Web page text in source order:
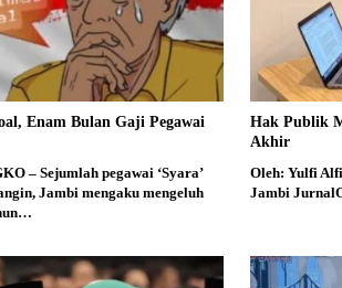
Enam Bulan Gaji Pegawai
– Sejumlah pegawai ‘Syara’
Jambi mengaku mengeluh
Hak Publik
Akhir
Oleh: Yulfi
Jambi